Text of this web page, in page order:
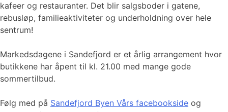
kafeer og restauranter. Det blir salgsboder i gatene,
rebusløp, familieaktiviteter og underholdning over hele
sentrum!
Markedsdagene i Sandefjord er et årlig arrangement hvor
butikkene har åpent til kl. 21.00 med mange gode
sommertilbud.
Følg med på Sandefjord Byen Vårs facebookside og